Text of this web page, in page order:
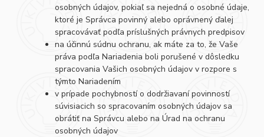
osobných údajov, pokiaľ sa nejedná o osobné údaje,
ktoré je Správca povinný alebo oprávnený ďalej
spracovávať podľa príslušných právnych predpisov
na účinnú súdnu ochranu, ak máte za to, že Vaše
práva podľa Nariadenia boli porušené v dôsledku
spracovania Vašich osobných údajov v rozpore s
týmto Nariadením
v prípade pochybností o dodržiavaní povinností
súvisiacich so spracovaním osobných údajov sa
obrátiť na Správcu alebo na Úrad na ochranu
osobných údajov